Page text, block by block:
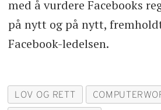
med å vurdere Facebooks
på nytt og på nytt,
Facebook-ledelsen.
LOV OG RETT